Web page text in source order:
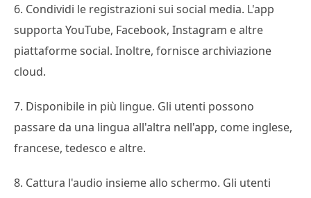
6. Condividi le registrazioni sui social media. L'app
supporta YouTube, Facebook, Instagram e altre
piattaforme social. Inoltre, fornisce archiviazione
cloud.
7. Disponibile in più lingue. Gli utenti possono
passare da una lingua all'altra nell'app, come inglese,
francese, tedesco e altre.
8. Cattura l'audio insieme allo schermo. Gli utenti